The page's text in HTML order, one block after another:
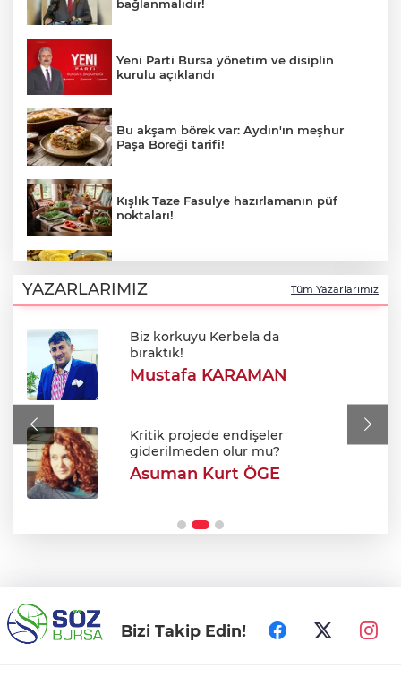
bağlanmalıdır!
Yeni Parti Bursa yönetim ve disiplin
kurulu açıklandı
Bu akşam börek var: Aydın'ın meşhur
Paşa Böreği tarifi!
Kışlık Taze Fasulye hazırlamanın püf
noktaları!
durum!
BUSKİ duyurdu: Nilüfer'in iki
mahallesinde 9 saatlik kesinti
Bursa Festivali’nde 'Cimri' rüzgarı: Tam
YAZARLARIMIZ Tüm Yazarlarımız
Biz korkuyu Kerbela da
bıraktık!
Mustafa KARAMAN
Kritik projede endişeler
giderilmeden olur mu?
Asuman Kurt ÖGE
Bizi Takip Edin!